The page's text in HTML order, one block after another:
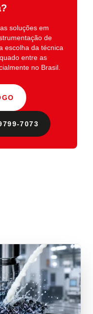
soluções em
de
escolha da técnica
entre as
no Brasil.
7073